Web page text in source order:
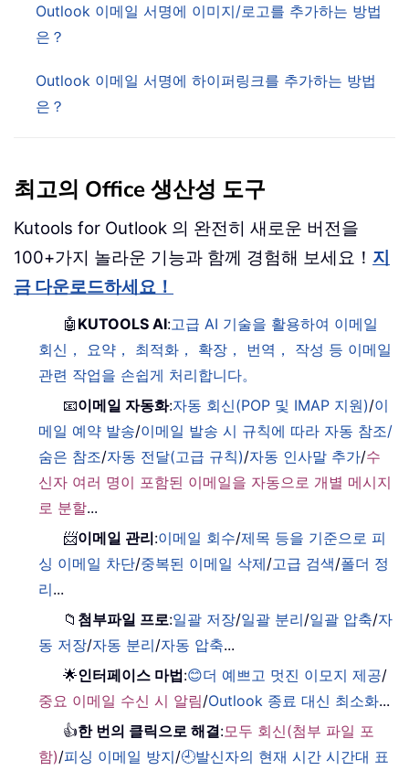
Outlook 이메일 서명에 이미지/로고를 추가하는 방법
은？
Outlook 이메일 서명에 하이퍼링크를 추가하는 방법
은？
최고의 Office 생산성 도구
Kutools for Outlook 의 완전히 새로운 버전을
100+가지 놀라운 기능과 함께 경험해 보세요！ 지
금 다운로드하세요！
🤖 KUTOOLS AI:고급 AI 기술을 활용하여 이메일
회신， 요약， 최적화， 확장， 번역， 작성 등 이메일
관련 작업을 손쉽게 처리합니다。
📧이메일 자동화:자동 회신(POP 및 IMAP 지원)/이
메일 예약 발송/이메일 발송 시 규칙에 따라 자동 참조/
숨은 참조/자동 전달(고급 규칙)/자동 인사말 추가/수
신자 여러 명이 포함된 이메일을 자동으로 개별 메시지
로 분할...
📨이메일 관리:이메일 회수/제목 등을 기준으로 피
싱 이메일 차단/중복된 이메일 삭제/고급 검색/폴더 정
리...
📁 첨부파일 프로:일괄 저장/일괄 분리/일괄 압축/자
동 저장/자동 분리/자동 압축...
🌟인터페이스 마법:😊더 예쁘고 멋진 이모지 제공/
중요 이메일 수신 시 알림/Outlook 종료 대신 최소화...
👍한 번의 클릭으로 해결:모두 회신(첨부 파일 포
함)/피싱 이메일 방지/🕘발신자의 현재 시간 시간대 표